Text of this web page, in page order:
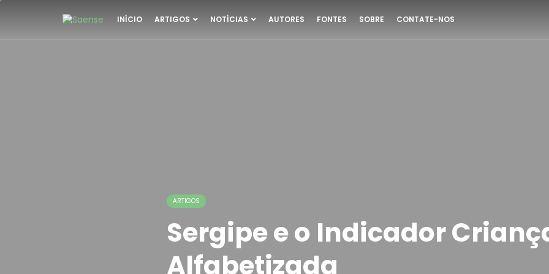
INÍCIO ARTIGOS NOTÍCIAS AUTORES FONTES SOBRE CONTATE-NOS
ARTIGOS
Sergipe e o Indicador
Alfabetizada